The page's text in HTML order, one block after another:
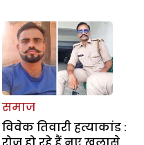
समाज
विवेक तिवारी हत्याकांड :